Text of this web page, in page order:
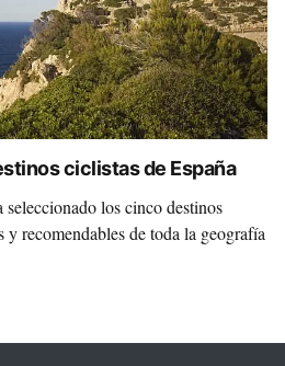
ciclistas de España
los cinco destinos
y recomendables de toda la geografía